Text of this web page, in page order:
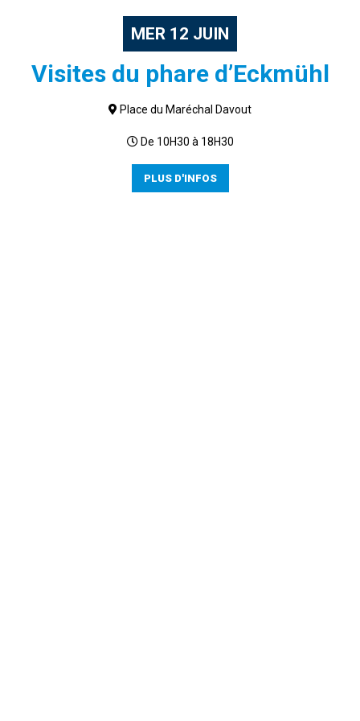
MER 12 JUIN
Visites du phare d’Eckmühl
Place du Maréchal Davout
De 10H30 à 18H30
PLUS D'INFOS